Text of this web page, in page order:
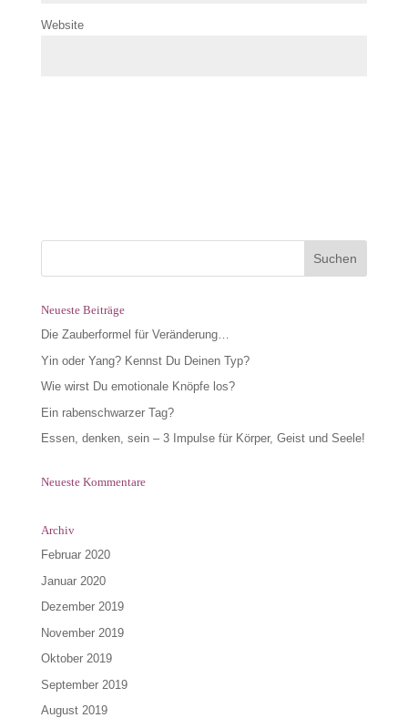
Website
Neueste Beiträge
Die Zauberformel für Veränderung…
Yin oder Yang? Kennst Du Deinen Typ?
Wie wirst Du emotionale Knöpfe los?
Ein rabenschwarzer Tag?
Essen, denken, sein – 3 Impulse für Körper, Geist und Seele!
Neueste Kommentare
Archiv
Februar 2020
Januar 2020
Dezember 2019
November 2019
Oktober 2019
September 2019
August 2019